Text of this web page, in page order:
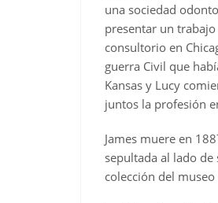
una sociedad
presentar un
consultorio en
guerra Civil que
Kansas y Lucy
juntos la profesión
James muere en
sepultada al lado de
colección del